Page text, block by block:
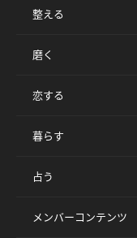
整える
磨く
恋する
暮らす
占う
メンバーコンテンツ